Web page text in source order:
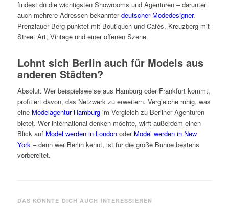
findest du die wichtigsten Showrooms und Agenturen – darunter
auch mehrere Adressen bekannterdeutscher Modedesigner.
Prenzlauer Berg punktet mit Boutiquen und Cafés, Kreuzberg mit
Street Art, Vintage und einer offenen Szene.
Lohnt sich Berlin auch für Models aus
anderen Städten?
Absolut. Wer beispielsweise aus Hamburg oder Frankfurt kommt,
profitiert davon, das Netzwerk zu erweitern. Vergleiche ruhig, was
eine Modelagentur Hamburgim Vergleich zu Berliner Agenturen
bietet. Wer international denken möchte, wirft außerdem einen
Blick auf Model werden in Londonoder Model werden in New
York– denn wer Berlin kennt, ist für die große Bühne bestens
vorbereitet.
DAS KÖNNTE DICH AUCH INTERESSIEREN